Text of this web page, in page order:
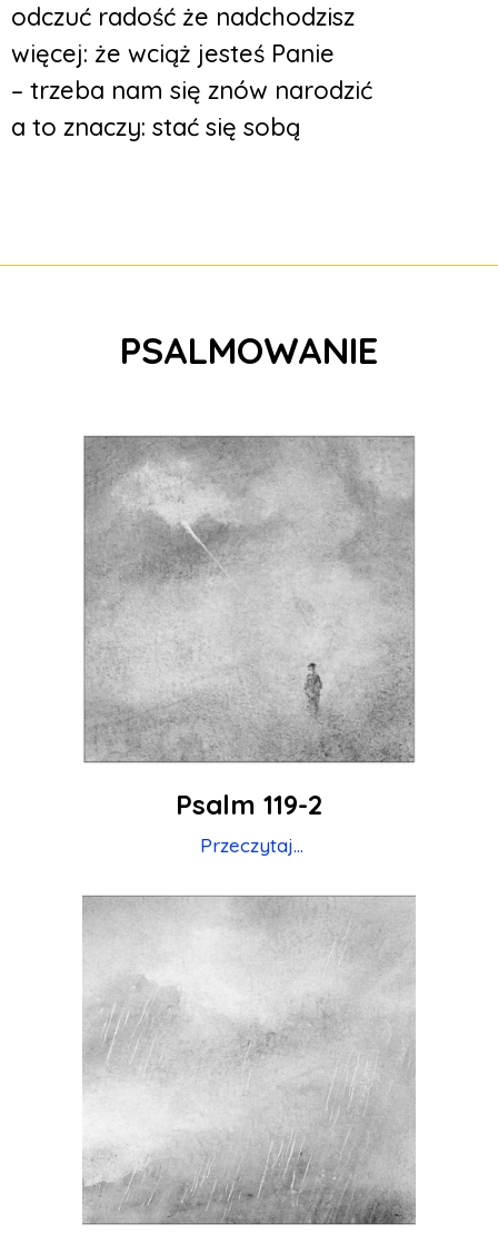
odczuć radość że nadchodzisz
więcej: że wciąż jesteś Panie
– trzeba nam się znów narodzić
a to znaczy: stać się sobą
PSALMOWANIE
Psalm 119-2
Przeczytaj...